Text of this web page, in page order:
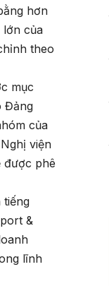
hơn
lớn của
theo
mục
Đảng
của
viện
được phê
tiếng
&
lĩnh